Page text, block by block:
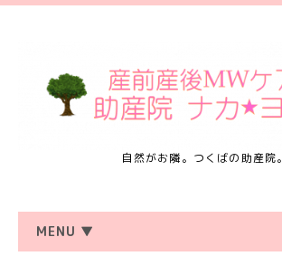
自然がお隣。つくばの助産院。
MENU ▼